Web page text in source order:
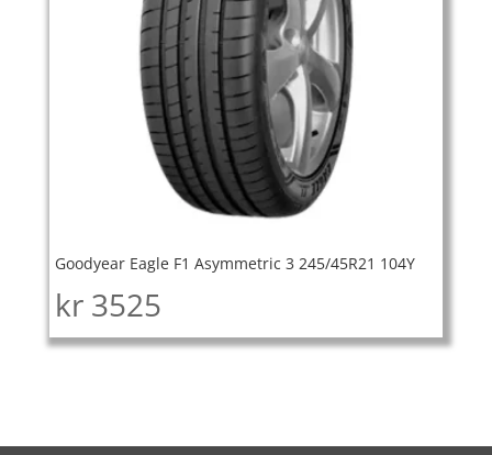
Goodyear Eagle F1 Asymmetric 3 245/45R21 104Y
kr 3525